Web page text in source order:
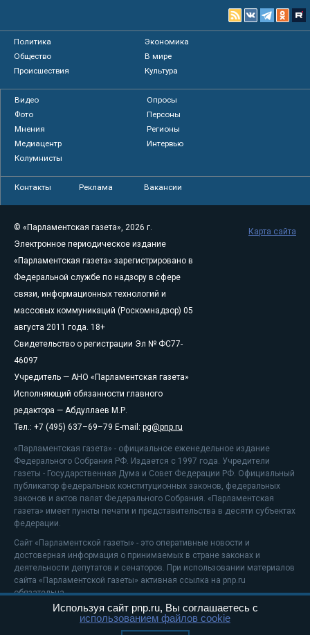
Политика
Экономика
Общество
В мире
Происшествия
Культура
Видео
Опросы
Фото
Персоны
Мнения
Регионы
Медиацентр
Интервью
Колумнисты
Контакты Реклама Вакансии
© «Парламентская газета», 2026 г.
Электронное периодическое издание
«Парламентская газета» зарегистрировано в
Федеральной службе по надзору в сфере
связи, информационных технологий и
массовых коммуникаций (Роскомнадзор) 05
августа 2011 года. 18+
Свидетельство о регистрации Эл № ФС77-
46097
Учредитель — АНО «Парламентская газета»
Исполняющий обязанности главного
редактора — Абдуллаев М.Р.
Тел.: +7 (495) 637–69–79 E-mail: pg@pnp.ru
«Парламентская газета» - официальное еженедельное издание
Федерального Собрания РФ. Издается с 1997 года. Учредители
газеты - Государственная Дума и Совет Федерации РФ. Официальный
публикатор федеральных конституционных законов, федеральных
законов и актов палат Федерального Собрания. «Парламентская
газета» имеет пункты печати и представительства в десяти субъектах
федерации.
Сайт «Парламентской газеты» - это оперативные новости и
достоверная информация о принимаемых в стране законах и
деятельности депутатов и сенаторов. При использовании материалов
сайта «Парламентской газеты» активная ссылка на pnp.ru
обязательна.
На информационном ресурсе применяютсярекомендательные
Карта сайта
Используя сайт pnp.ru, Вы соглашаетесь с
использованием файлов cookie